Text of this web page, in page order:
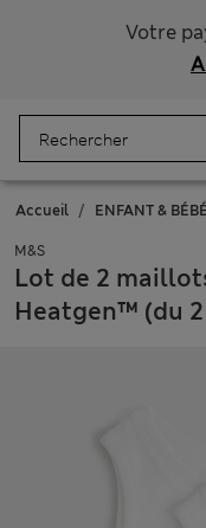
Votre
Accueil ENFANT & BÉBÉ
M&S
Lot de 2
Heatgen™ (du 2